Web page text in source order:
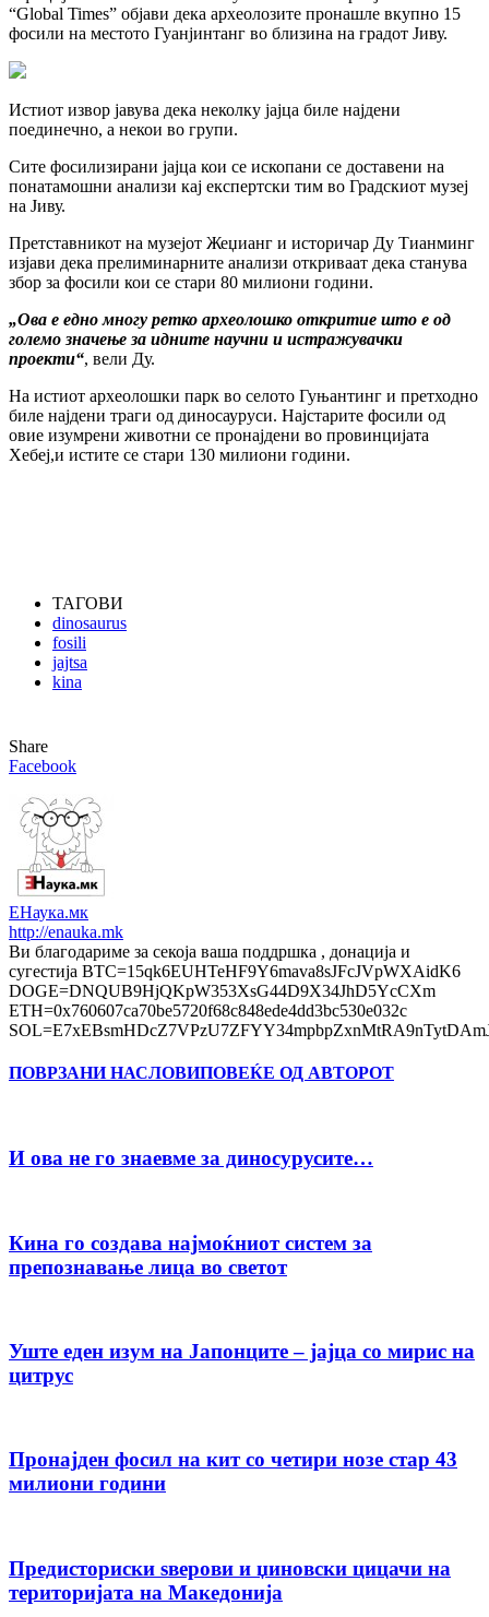
“Global Times” објави дека археолозите пронашле вкупно 15
фосили на местото Гуанјинтанг во близина на градот Јиву.
Истиот извор јавува дека неколку јајца биле најдени
поединечно, а некои во групи.
Сите фосилизирани јајца кои се ископани се доставени на
понатамошни анализи кај експертски тим во Градскиот музеј
на Јиву.
Претставникот на музејот Жеџианг и историчар Ду Тианминг
изјави дека прелиминарните анализи откриваат дека станува
збор за фосили кои се стари 80 милиони години.
„Ова е едно многу ретко археолошко откритие што е од
големо значење за идните научни и истражувачки
проекти“, вели Ду.
На истиот археолошки парк во селото Гуњантинг и претходно
биле најдени траги од диносауруси. Најстарите фосили од
овие изумрени животни се пронајдени во провинцијата
Хебеј,и истите се стари 130 милиони години.
ТАГОВИ
dinosaurus
fosili
jajtsa
kina
Share
Facebook
ЕНаука.мк
http://enauka.mk
Ви благодариме за секоја ваша поддршка , донација и
сугестија BTC=15qk6EUHTeHF9Y6mava8sJFcJVpWXAidK6
DOGE=DNQUB9HjQKpW353XsG44D9X34JhD5YcCXm
ETH=0x760607ca70be5720f68c848ede4dd3bc530e032c
ПОВРЗАНИ НАСЛОВИПОВЕЌЕ ОД АВТОРОТ
И ова не го знаевме за диносурусите…
Кина го создава најмоќниот систем за
препознавање лица во светот
Уште еден изум на Јапонците – јајца со мирис на
цитрус
Пронајден фосил на кит со четири нозе стар 43
милиони години
Предисториски ѕверови и џиновски цицачи на
територијата на Македонија